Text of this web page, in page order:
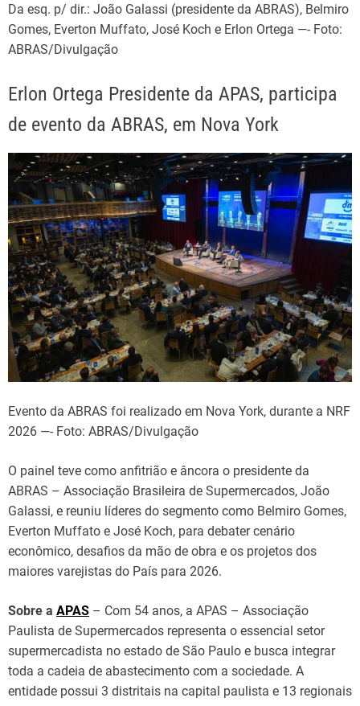
Da esq. p/ dir.: João Galassi (presidente da ABRAS), Belmiro
Gomes, Everton Muffato, José Koch e Erlon Ortega —- Foto:
ABRAS/Divulgação
Erlon Ortega Presidente da APAS, participa
de evento da ABRAS, em Nova York
Evento da ABRAS foi realizado em Nova York, durante a NRF
2026 —- Foto: ABRAS/Divulgação
O painel teve como anfitrião e âncora o presidente da
ABRAS – Associação Brasileira de Supermercados, João
Galassi, e reuniu líderes do segmento como Belmiro Gomes,
Everton Muffato e José Koch, para debater cenário
econômico, desafios da mão de obra e os projetos dos
maiores varejistas do País para 2026.
Sobre a APAS – Com 54 anos, a APAS – Associação
Paulista de Supermercados representa o essencial setor
supermercadista no estado de São Paulo e busca integrar
toda a cadeia de abastecimento com a sociedade. A
entidade possui 3 distritais na capital paulista e 13 regionais